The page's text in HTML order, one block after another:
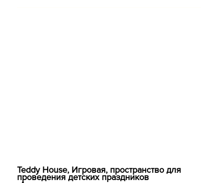
Teddy Housе, ​Игровая, пространство для
проведения детских праздников